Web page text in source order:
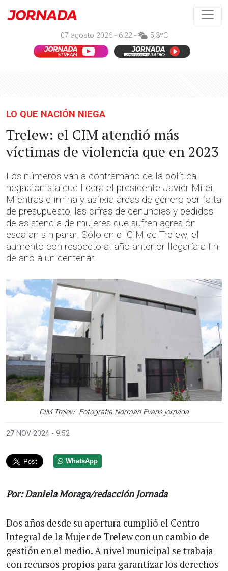
07 agosto 2026 - 6:22 - 5,3ºC
LO QUE NACIÓN NIEGA
Trelew: el CIM atendió más
víctimas de violencia que en 2023
Los números van a contramano de la política
negacionista que lidera el presidente Javier Milei.
Mientras elimina y asfixia áreas de género por falta
de presupuesto, las cifras de denuncias y pedidos
de asistencia de mujeres que sufren agresión
escalan sin parar. Sólo en el CIM de Trelew, el
aumento con respecto al año anterior llegaría a fin
de año a un centenar.
CIM Trelew- Fotografía Norman Evans jornada
Anterior
27 NOV 2024 - 9:52
WhatsApp
Por: Daniela Moraga/redacción Jornada
Dos años desde su apertura cumplió el Centro
Integral de la Mujer de Trelew con un cambio de
gestión en el medio. A nivel municipal se trabaja
con recursos propios para garantizar los derechos